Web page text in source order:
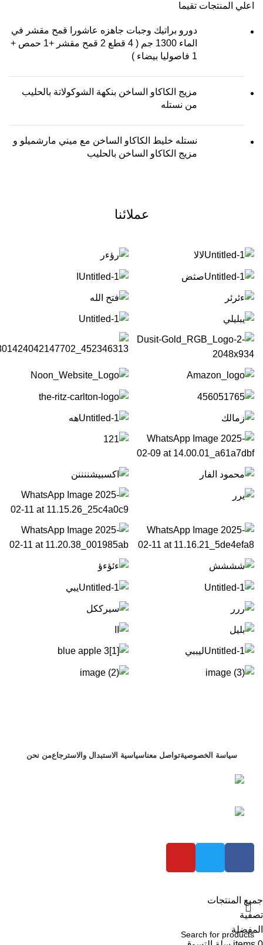
اعلي المنتجات تقيما
دورو براتيك وجبات جاهزه عاشورا قمح مقشر في
الماء 1300 جم ( 4 قطع 2 قمح مقشر +1 حمص +
1 فاصوليا بيضاء )
مزيج الكاكاو الساخن بنكهة الشوكولاتة بالحليب
من نستله
نستله خليط الكاكاو الساخن مع ميني مارشميلو و
مزيج الكاكاو الساخن بالحليب
عملائنا
سياسة الخصوصيةتواصل معناسياسية الاستبدال والاسترجاعمن نحن
جميع المنتجات
تصفية
المفضلة